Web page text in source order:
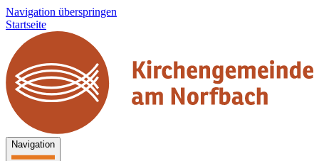
Navigation überspringen
Startseite
Navigation